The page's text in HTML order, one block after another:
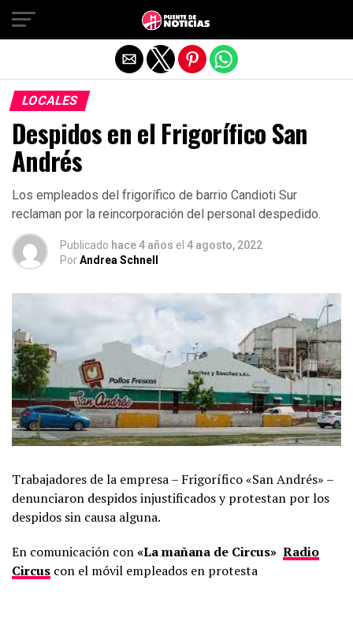
LOCALES
Despidos en el Frigorífico San
Andrés
Los empleados del frigorífico de barrio Candioti Sur
reclaman por la reincorporación del personal despedido.
Publicado hace 4 años el 4 agosto, 2022
PorAndrea Schnell
Trabajadores de la empresa – Frigorífico «San Andrés» –
denunciaron despidos injustificados y protestan por los
despidos sin causa alguna.
En comunicación con«La mañana de Circus» Radio
Circus con el móvil empleados en protesta
Salir de la versión móvil